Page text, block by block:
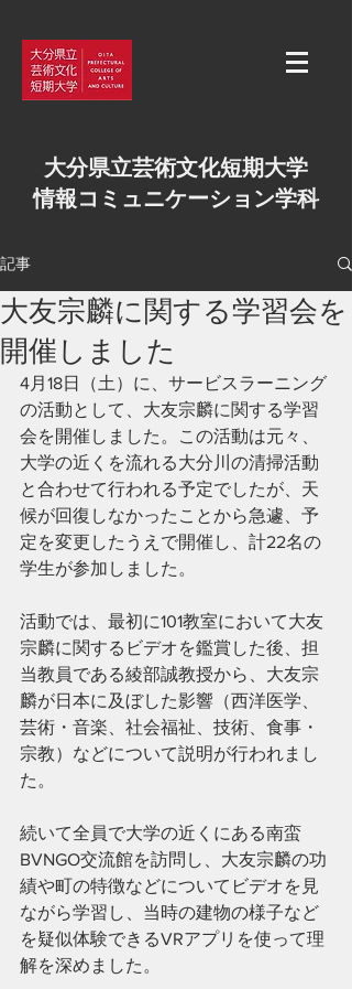
大分県立芸術文化短期大学
情報コミュニケーション学科
記事
大友宗麟に関する学習会を
開催しました
4月18日（土）に、サービスラーニング
の活動として、大友宗麟に関する学習
会を開催しました。この活動は元々、
大学の近くを流れる大分川の清掃活動
と合わせて行われる予定でしたが、天
候が回復しなかったことから急遽、予
定を変更したうえで開催し、計22名の
学生が参加しました。
活動では、最初に101教室において大友
宗麟に関するビデオを鑑賞した後、担
当教員である綾部誠教授から、大友宗
麟が日本に及ぼした影響（西洋医学、
芸術・音楽、社会福祉、技術、食事・
宗教）などについて説明が行われまし
た。
続いて全員で大学の近くにある南蛮
BVNGO交流館を訪問し、大友宗麟の功
績や町の特徴などについてビデオを見
ながら学習し、当時の建物の様子など
を疑似体験できるVRアプリを使って理
解を深めました。